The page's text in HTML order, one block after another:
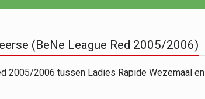
(BeNe League Red 2005/2006)
2005/2006 tussen Ladies Rapide Wezemaal en